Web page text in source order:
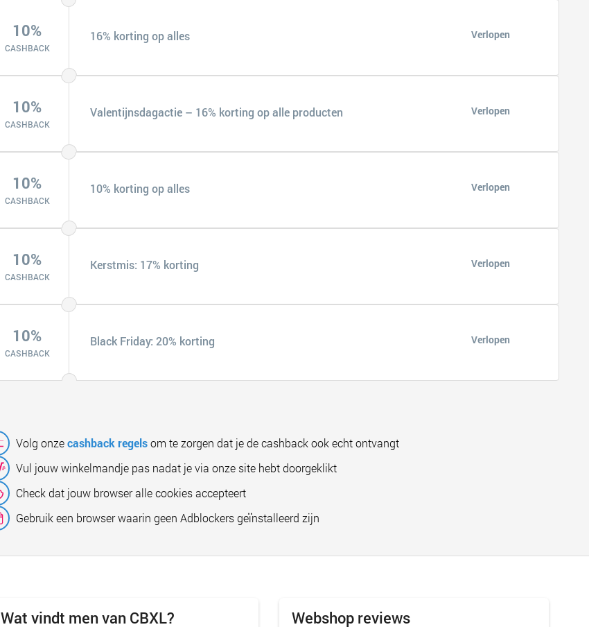
10%
CASHBACK
16% korting op alles Verlopen
10%
CASHBACK
Valentijnsdagactie – 16% korting op alle producten Verlopen
10%
CASHBACK
10% korting op alles Verlopen
10%
CASHBACK
Kerstmis: 17% korting Verlopen
10%
CASHBACK
Black Friday: 20% korting Verlopen
Volg onzecashback regelsom te zorgen dat je de cashback ook echt ontvangt
Vul jouw winkelmandje pas nadat je via onze site hebt doorgeklikt
Check dat jouw browser alle cookies accepteert
Gebruik een browser waarin geen Adblockers geïnstalleerd zijn
Wat vindt men van CBXL? Webshop reviews